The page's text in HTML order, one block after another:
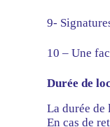
9-
10 – Une
Durée de
La durée de
En cas de